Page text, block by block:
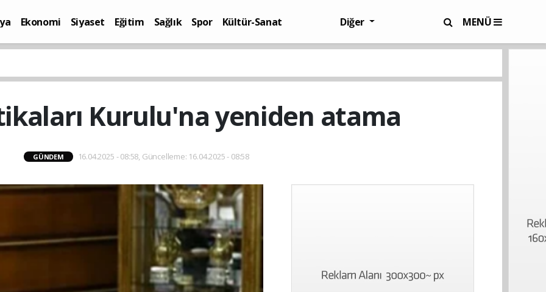
Ekonomi Siyaset Eğitim Sağlık Spor
Kültür-Sanat
Diğer MENÜ
Kurulu'na yeniden atama
GÜNDEM 16.04.2025 - 08:58, Güncelleme: 16.04.2025 - 08:58